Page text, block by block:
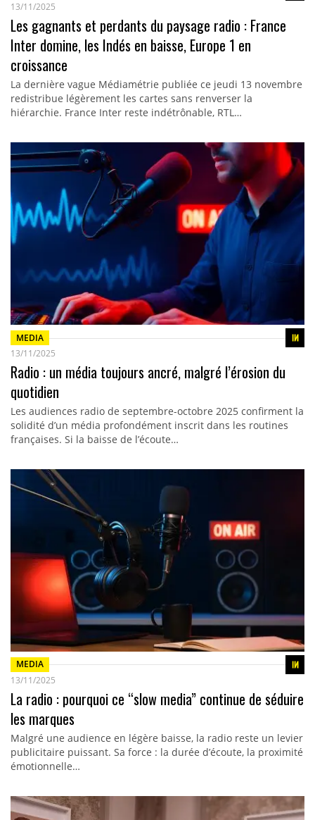
13/11/2025
Les gagnants et perdants du paysage radio : France
Inter domine, les Indés en baisse, Europe 1 en
croissance
La dernière vague Médiamétrie publiée ce jeudi 13 novembre
redistribue légèrement les cartes sans renverser la
hiérarchie. France Inter reste indétrônable, RTL…
MEDIA
13/11/2025
Radio : un média toujours ancré, malgré l’érosion du
quotidien
Les audiences radio de septembre-octobre 2025 confirment la
solidité d’un média profondément inscrit dans les routines
françaises. Si la baisse de l’écoute…
MEDIA
13/11/2025
La radio : pourquoi ce “slow media” continue de séduire
les marques
Malgré une audience en légère baisse, la radio reste un levier
publicitaire puissant. Sa force : la durée d’écoute, la proximité
émotionnelle…